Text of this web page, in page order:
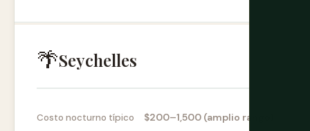
🌴Seychelles
Costo nocturno típico $200–1,500 (amplio rango)